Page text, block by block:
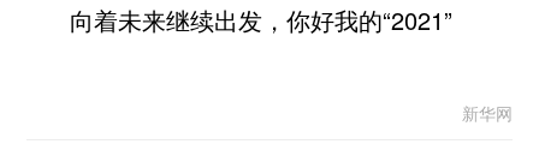
向着未来继续出发，你好我的“2021”
新华网